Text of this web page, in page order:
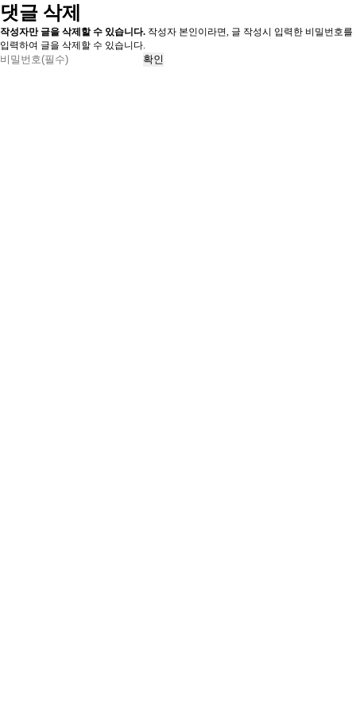
댓글 삭제
작성자만 글을 삭제할 수 있습니다. 작성자 본인이라면, 글 작성시 입력한 비밀번호를
입력하여 글을 삭제할 수 있습니다.